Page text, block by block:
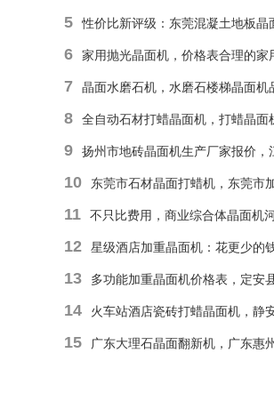
5
6 家用抛光晶面机，价格表合理的家
7
8
9
10
11
12
13
14
15